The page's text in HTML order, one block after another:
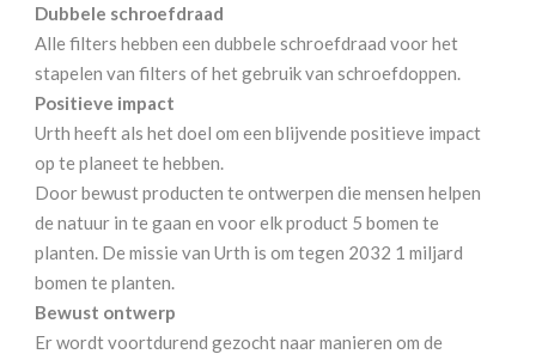
Dubbele schroefdraad
Alle filters hebben een dubbele schroefdraad voor het
stapelen van filters of het gebruik van schroefdoppen.
Positieve impact
Urth heeft als het doel om een blijvende positieve impact
op te planeet te hebben.
Door bewust producten te ontwerpen die mensen helpen
de natuur in te gaan en voor elk product 5 bomen te
planten. De missie van Urth is om tegen 2032 1 miljard
bomen te planten.
Bewust ontwerp
Er wordt voortdurend gezocht naar manieren om de